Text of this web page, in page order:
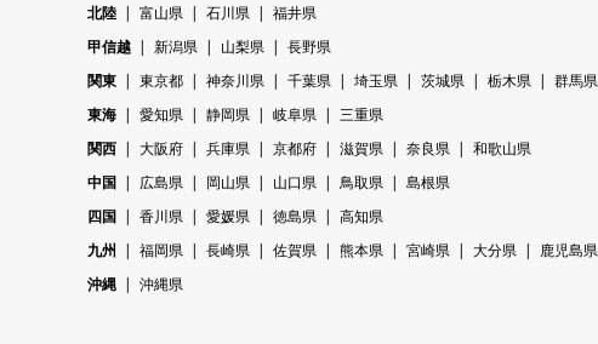
北陸
富山県 石川県
福井県
甲信越
新潟県 山梨県
長野県
関東
東京都 神奈川県 千葉県 埼玉県 茨城県 栃木県
群馬県
東海
愛知県 静岡県 岐阜県
三重県
関西
大阪府 兵庫県 京都府 滋賀県 奈良県
和歌山県
中国
広島県 岡山県 山口県 鳥取県
島根県
四国
香川県 愛媛県 徳島県
高知県
九州
福岡県 長崎県 佐賀県 熊本県 宮崎県 大分県
鹿児島県
沖縄
沖縄県